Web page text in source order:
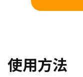
使用方法